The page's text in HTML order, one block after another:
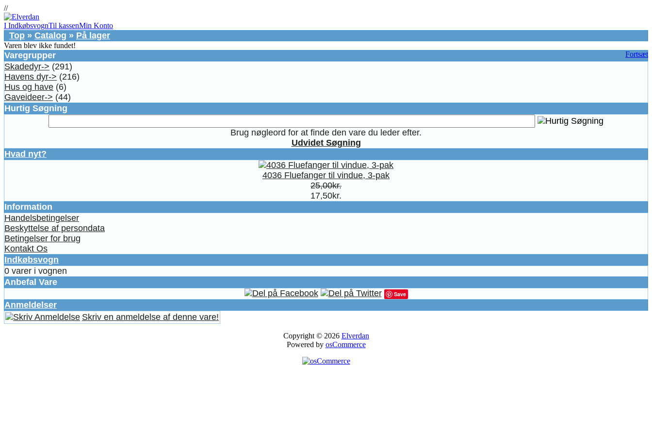
//
I IndkøbsvognTil kassenMin Konto
Top » Catalog » På lager
Varen blev ikke fundet!
Fortsæt
Varegrupper
Skadedyr-> (291)
Havens dyr-> (216)
Hus og have (6)
Gaveideer-> (44)
Hurtig Søgning
Brug nøgleord for at finde den vare du leder efter.
Udvidet Søgning
Hvad nyt?
4036 Fluefanger til vindue, 3-pak
25,00kr.
17,50kr.
Information
Handelsbetingelser
Beskyttelse af persondata
Betingelser for brug
Kontakt Os
Indkøbsvogn
0 varer i vognen
Anbefal Vare
Save
Anmeldelser
Skriv en anmeldelse af denne vare!
Copyright © 2026 Elverdan
Powered by osCommerce